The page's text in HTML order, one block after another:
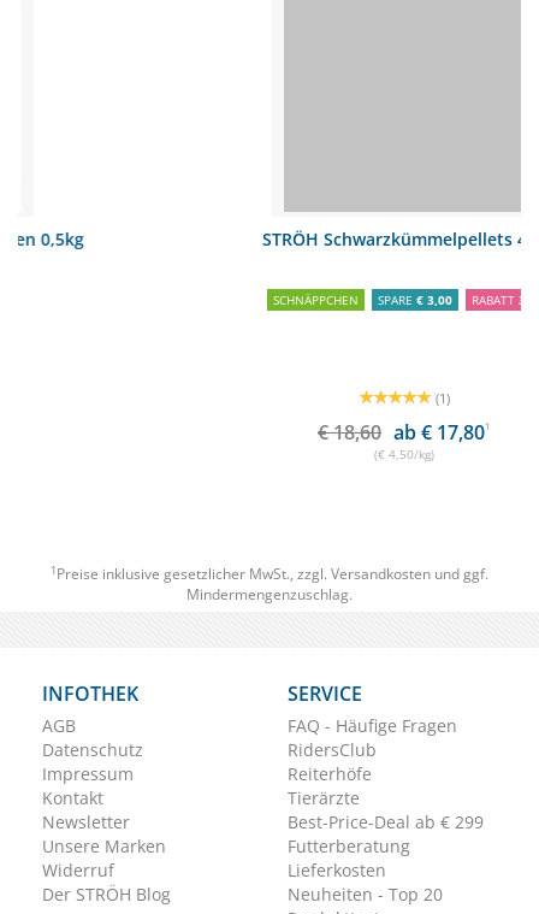
STRÖH Schwarzkümmelpellets 4kg
SPARE€ 3,00 RABATT3%
ab € 17,801
1 Preise inklusive gesetzlicher MwSt., zzgl. Versandkosten und ggf.
Mindermengenzuschlag.
INFOTHEK
AGB
Datenschutz
Impressum
Kontakt
Newsletter
Unsere Marken
Widerruf
Der STRÖH Blog
SERVICE
FAQ - Häufige Fragen
RidersClub
Reiterhöfe
Tierärzte
Best-Price-Deal ab € 299
Futterberatung
Lieferkosten
Neuheiten - Top 20